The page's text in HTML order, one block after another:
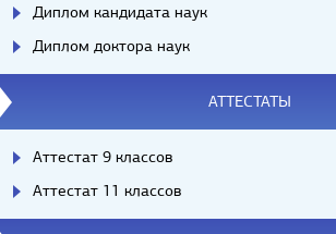
Диплом кандидата наук
Диплом доктора наук
АТТЕСТАТЫ
Аттестат 9 классов
Аттестат 11 классов